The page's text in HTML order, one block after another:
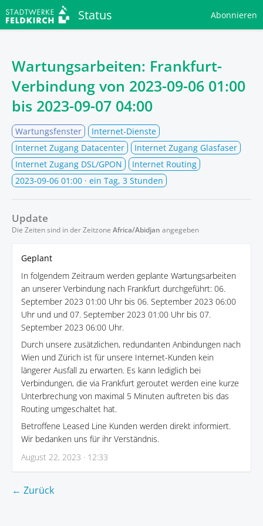
Status Abonnieren
Wartungsarbeiten: Frankfurt-
Verbindung von 2023-09-06 01:00
bis 2023-09-07 04:00
Wartungsfenster
Internet-Dienste
Internet Zugang Datacenter
Internet Zugang Glasfaser
Internet Zugang DSL/GPON
Internet Routing
2023-09-06 01:00 · ein Tag, 3 Stunden
Update
Die Zeiten sind in der Zeitzone Africa/Abidjan angegeben
Geplant
In folgendem Zeitraum werden geplante Wartungsarbeiten
an unserer Verbindung nach Frankfurt durchgeführt: 06.
September 2023 01:00 Uhr bis 06. September 2023 06:00
Uhr und und 07. September 2023 01:00 Uhr bis 07.
September 2023 06:00 Uhr.
Durch unsere zusätzlichen, redundanten Anbindungen nach
Wien und Zürich ist für unsere Internet-Kunden kein
längerer Ausfall zu erwarten. Es kann lediglich bei
Verbindungen, die via Frankfurt geroutet werden eine kurze
Unterbrechung von maximal 5 Minuten auftreten bis das
Routing umgeschaltet hat.
Betroffene Leased Line Kunden werden direkt informiert.
Wir bedanken uns für ihr Verständnis.
August 22, 2023 · 12:33
← Zurück